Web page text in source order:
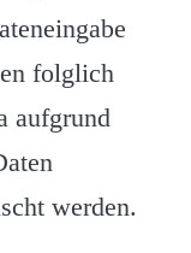
folglich
aufgrund
werden.